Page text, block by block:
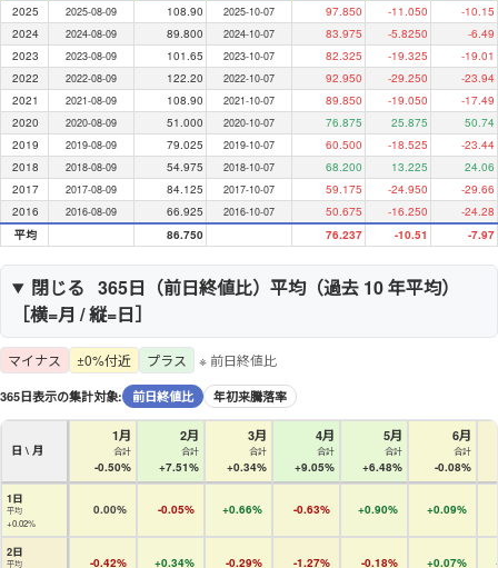
2025 2025-08-09 108.90 2025-10-07 97.850 -11.050
-10.15
2024
2024-08-09 89.800 2024-10-07 83.975 -5.8250
-6.49
2023
2023-08-09 101.65 2023-10-07 82.325 -19.325
-19.01
2022
2022-08-09 122.20 2022-10-07 92.950 -29.250
-23.94
2021
2021-08-09 108.90 2021-10-07 89.850 -19.050
-17.49
2020
2020-08-09 51.000 2020-10-07 76.875 25.875
50.74
2019
2019-08-09 79.025 2019-10-07 60.500 -18.525
-23.44
2018
2018-08-09 54.975 2018-10-07 68.200 13.225
24.06
2017
2017-08-09 84.125 2017-10-07 59.175 -24.950
-29.66
2016
2016-08-09 66.925 2016-10-07 50.675 -16.250
-24.28
平均
86.750 76.237 -10.51 -7.97
閉じる 365日（前日終値比）平均（過去 10年平均）
［横=月 / 縦=日］
マイナス ±0%付近 プラス ※ 前日終値比
365日表示の集計対象: 前日終値比 年初来騰落率
日 \ 月
1月
合計
-0.50%
2月
合計
+7.51%
3月
合計
+0.34%
4月
合計
+9.05%
5月
合計
+6.48%
6月
合計
-0.08%
1日
平均
+0.02%
0.00% -0.05% +0.66% -0.63% +0.90% +0.09%
2日
平均 -0.42% +0.34% -0.29% -1.27% -0.18% +0.07%